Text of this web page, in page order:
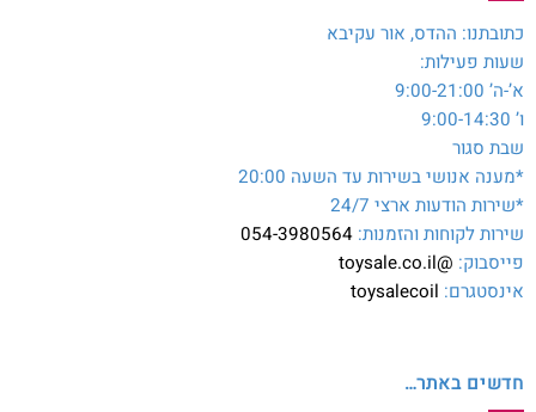
כתובתנו: ההדס, אור עקיבא
שעות פעילות:
א’-ה’ 9:00-21:00
ו’ 9:00-14:30
שבת סגור
*מענה אנושי בשירות עד השעה 20:00
*שירות הודעות ארצי 24/7
שירות לקוחות והזמנות: 054-3980564
פייסבוק: @toysale.co.il
אינסטגרם: toysalecoil
חדשים באתר…